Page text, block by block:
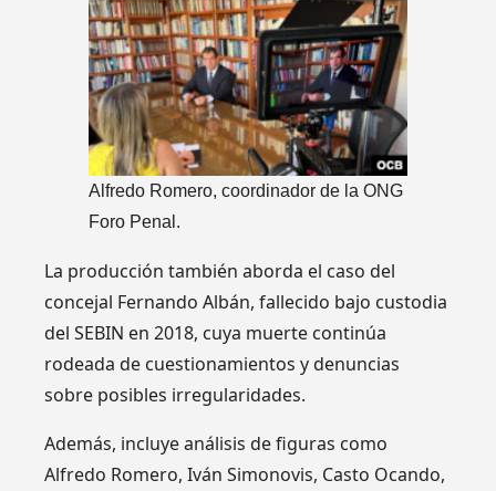
Alfredo Romero, coordinador de la ONG
Foro Penal.
La producción también aborda el caso del
concejal Fernando Albán, fallecido bajo custodia
del SEBIN en 2018, cuya muerte continúa
rodeada de cuestionamientos y denuncias
sobre posibles irregularidades.
Además, incluye análisis de figuras como
Alfredo Romero, Iván Simonovis, Casto Ocando,